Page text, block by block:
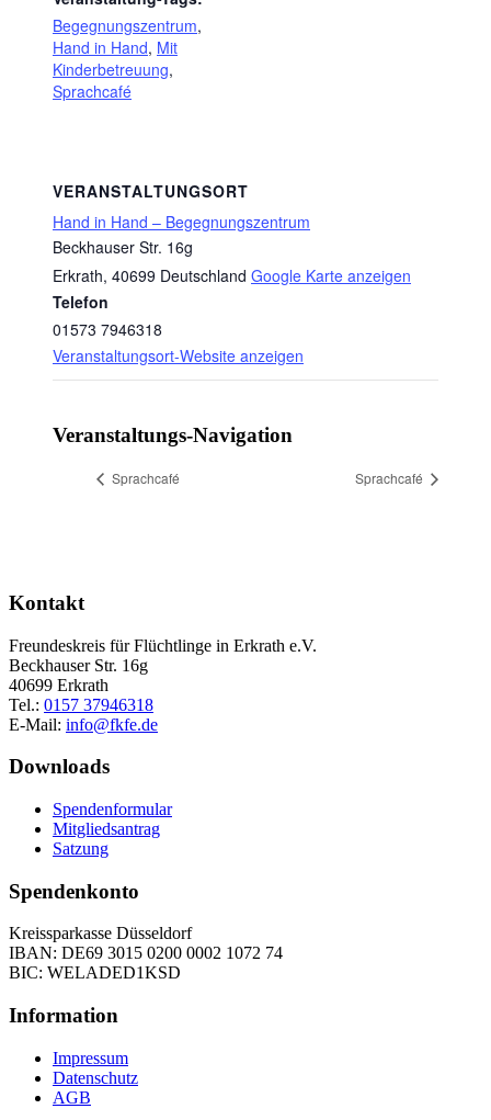
Begegnungszentrum,
Hand in Hand, Mit
Kinderbetreuung,
Sprachcafé
VERANSTALTUNGSORT
Hand in Hand – Begegnungszentrum
Beckhauser Str. 16g
Erkrath, 40699 Deutschland Google Karte anzeigen
Telefon
01573 7946318
Veranstaltungsort-Website anzeigen
Veranstaltungs-Navigation
Sprachcafé Sprachcafé
Kontakt
Freundeskreis für Flüchtlinge in Erkrath e.V.
Beckhauser Str. 16g
40699 Erkrath
Tel.: 0157 37946318
E-Mail: info@fkfe.de
Downloads
Spendenformular
Mitgliedsantrag
Satzung
Spendenkonto
Kreissparkasse Düsseldorf
IBAN: DE69 3015 0200 0002 1072 74
BIC: WELADED1KSD
Information
Impressum
Datenschutz
AGB